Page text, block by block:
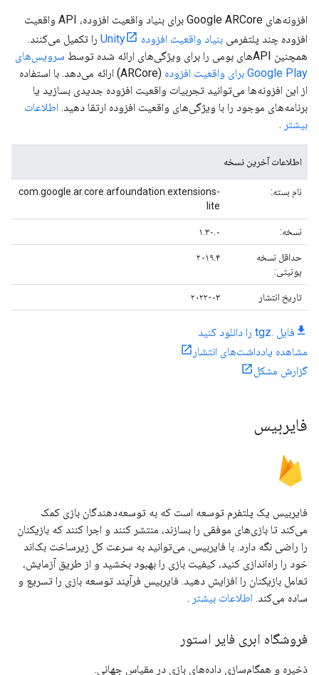
افزونه‌های Google ARCore برای بنیاد واقعیت افزوده، API واقعیت
افزوده چند پلتفرمی بنیاد واقعیت افزوده Unity
را تکمیل می‌کنند.
همچنین APIهای بومی را برای ویژگی‌های ارائه شده توسط
سرویس‌های
Google Play برای واقعیت افزوده
(ARCore) ارائه می‌دهد. با استفاده
از این افزونه‌ها می‌توانید تجربیات واقعیت افزوده جدیدی بسازید یا
برنامه‌های موجود را با ویژگی‌های واقعیت افزوده ارتقا دهید. اطلاعات
بیشتر .
اطلاعات آخرین نسخه
نام بسته:
com.google.ar.core.arfoundation.extensions-
lite
نسخه: ۱.۳۰.۰
حداقل نسخه
یونیتی:
۲۰۱۹.۴
تاریخ انتشار ۲۰۲۲-۰۳
فایل .tgz را دانلود کنید
مشاهده یادداشت‌های انتشار
گزارش مشکل
فایربیس
فایربیس یک پلتفرم توسعه است که به توسعه‌دهندگان بازی کمک
می‌کند تا بازی‌های موفقی را بسازند، منتشر کنند و اجرا کنند که بازیکنان
را راضی نگه دارد. با فایربیس، می‌توانید به سرعت کل زیرساخت بک‌اند
خود را راه‌اندازی کنید، کیفیت بازی را بهبود بخشید و از طریق آزمایش،
تعامل بازیکنان را افزایش دهید. فایربیس فرآیند توسعه بازی را تسریع و
ساده می‌کند. اطلاعات بیشتر .
فروشگاه ابری فایر استور
ذخیره و همگام‌سازی داده‌های بازی در مقیاس جهانی.